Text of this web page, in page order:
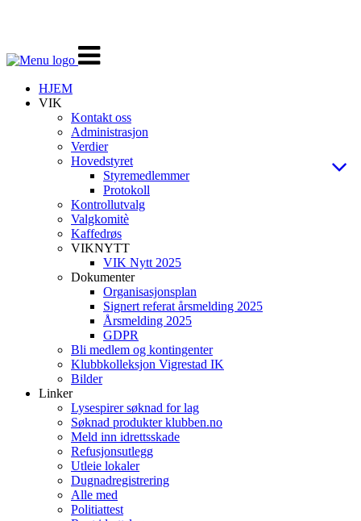
Veksle
navigasjon
HJEM
VIK
Kontakt oss
Administrasjon
Verdier
Hovedstyret
Styremedlemmer
Protokoll
Kontrollutvalg
Valgkomitè
Kaffedrøs
VIKNYTT
VIK Nytt 2025
Dokumenter
Organisasjonsplan
Signert referat årsmelding 2025
Årsmelding 2025
GDPR
Bli medlem og kontingenter
Klubbkolleksjon Vigrestad IK
Bilder
Linker
Lysespirer søknad for lag
Søknad produkter klubben.no
Meld inn idrettsskade
Refusjonsutlegg
Utleie lokaler
Dugnadregistrering
Alle med
Politiattest